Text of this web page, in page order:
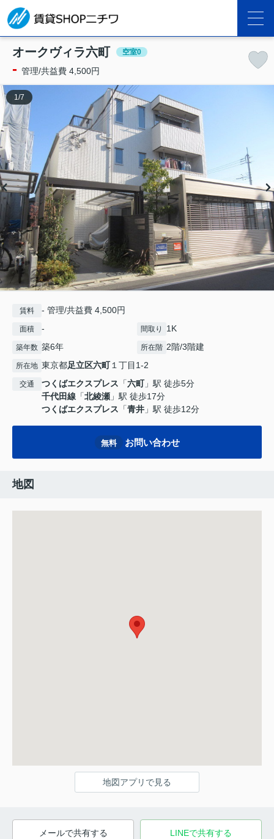
オークヴィラ六町 空室0
- 管理/共益費 4,500円
1 /7
賃料 - 管理/共益費 4,500円
面積 - 間取り 1K
築年数 築6年 所在階 2階/3階建
所在地 東京都足立区六町１丁目1-2
交通 つくばエクスプレス 「六町」駅 徒歩5分
千代田線 「北綾瀬 」駅 徒歩17分
つくばエクスプレス 「青井 」駅 徒歩12分
無料 お問い合わせ
地図
地図アプリで見る
メールで共有する LINEで共有する